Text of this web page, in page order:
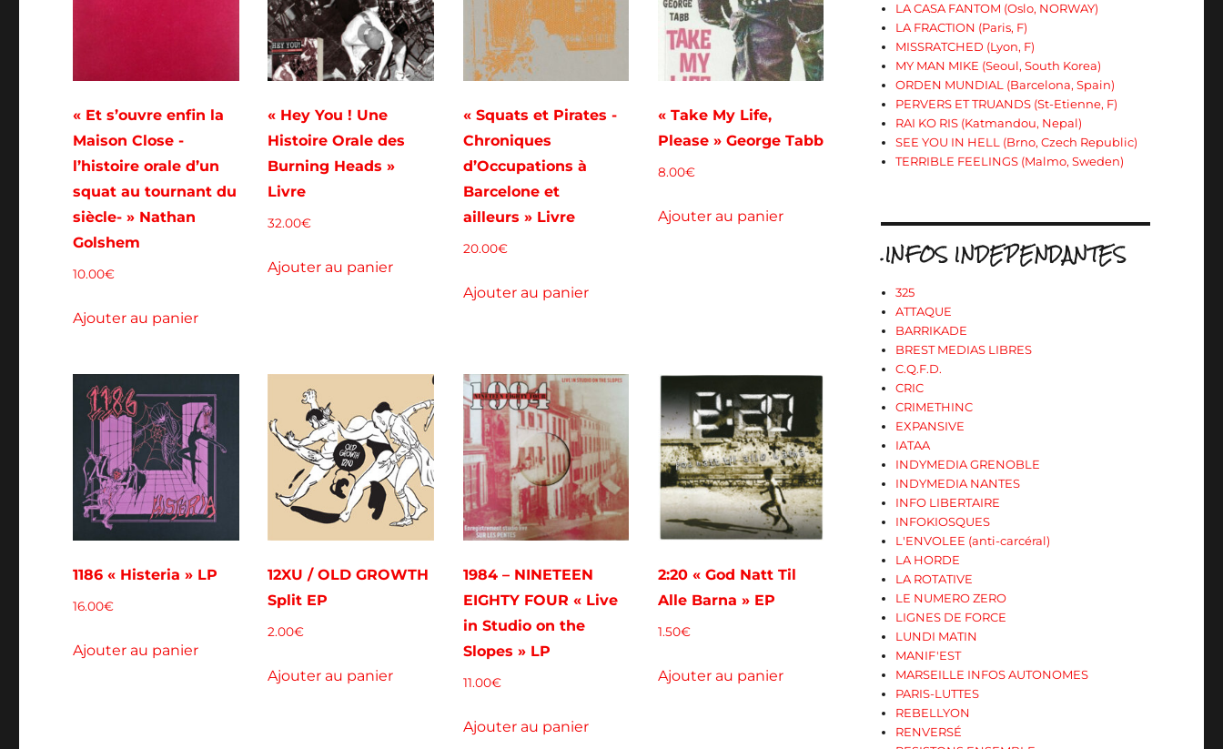
« Et s’ouvre enfin la
Maison Close -
l’histoire orale d’un
squat au tournant du
siècle- » Nathan
Golshem
10.00€
Ajouter au panier
« Hey You ! Une
Histoire Orale des
Burning Heads »
Livre
32.00€
Ajouter au panier
« Squats et Pirates -
Chroniques
d’Occupations à
Barcelone et
ailleurs » Livre
20.00€
Ajouter au panier
« Take My Life,
Please » George Tabb
8.00€
Ajouter au panier
1186 « Histeria » LP
16.00€
Ajouter au panier
12XU / OLD GROWTH
Split EP
2.00€
Ajouter au panier
1984 – NINETEEN
EIGHTY FOUR « Live
in Studio on the
Slopes » LP
11.00€
Ajouter au panier
2:20 « God Natt Til
Alle Barna » EP
1.50€
Ajouter au panier
LA CASA FANTOM (Oslo, NORWAY)
LA FRACTION (Paris, F)
MISSRATCHED (Lyon, F)
MY MAN MIKE (Seoul, South Korea)
ORDEN MUNDIAL (Barcelona, Spain)
PERVERS ET TRUANDS (St-Etienne, F)
RAI KO RIS (Katmandou, Nepal)
SEE YOU IN HELL (Brno, Czech Republic)
TERRIBLE FEELINGS (Malmo, Sweden)
.INFOS INDEPENDANTES
325
ATTAQUE
BARRIKADE
BREST MEDIAS LIBRES
C.Q.F.D.
CRIC
CRIMETHINC
EXPANSIVE
IATAA
INDYMEDIA GRENOBLE
INDYMEDIA NANTES
INFO LIBERTAIRE
INFOKIOSQUES
L'ENVOLEE (anti-carcéral)
LA HORDE
LA ROTATIVE
LE NUMERO ZERO
LIGNES DE FORCE
LUNDI MATIN
MANIF'EST
MARSEILLE INFOS AUTONOMES
PARIS-LUTTES
REBELLYON
RENVERSÉ